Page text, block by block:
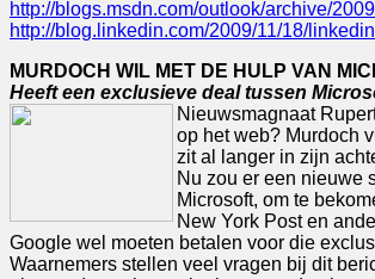
http://blogs.msdn.com/outlook/archive/
http://blog.linkedin.com/2009/11/18/
MURDOCH WIL MET DE HULP VAN
Heeft een exclusieve deal tussen
Nieuwsmagnaat
op het web? Murdoch
zit al langer in zijn
Nu zou er een nieuwe
Microsoft, om te
New York Post en
Google wel moeten betalen voor die
Waarnemers stellen veel vragen bij dit